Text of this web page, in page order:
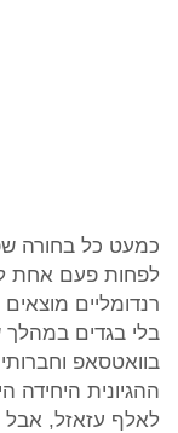
כמעט כל בחורה
לפחות פעם אחת
רנדומליים
בלי בגדים במהלך
בוואטסאפ
ההגיונית
לאלף עזאזל, אבל